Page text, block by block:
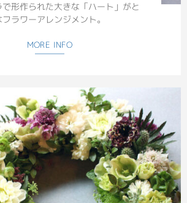
形作られた大きな「ハート」がと
ラワーアレンジメント。
MORE INFO